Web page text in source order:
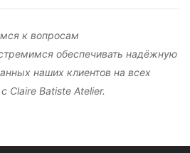
к вопросам
обеспечивать надёжную
наших клиентов на всех
Claire Batiste Atelier.